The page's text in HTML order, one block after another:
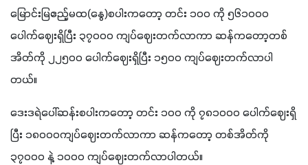
မြောင်းမြဧည့်မထ(နွေ)စပါးကတော့ တင်း ၁၀၀ ကို ၅၆၁၀၀၀
ပေါက်ဈေးရှိပြီး ၃၇၀၀၀ ကျပ်ဈေးတက်လာကာ ဆန်ကတော့တစ်
အိတ်ကို ၂၂၅၀၀ ပေါက်ဈေးရှိပြီး ၁၅၀၀ ကျပ်ဈေးတက်လာပါ
တယ်။
ဒေးဒရဲပေါ်ဆန်းစပါးကတော့ တင်း ၁၀၀ ကို ၇၈၁၀၀၀ ပေါက်ဈေးရှိ
ပြီး ၁၈၀၀၀ကျပ်ဈေးတက်လာကာ ဆန်ကတော့ တစ်အိတ်ကို
၃၇၀၀၀ နဲ့ ၁၀၀၀ ကျပ်ဈေးတက်လာပါတယ်။